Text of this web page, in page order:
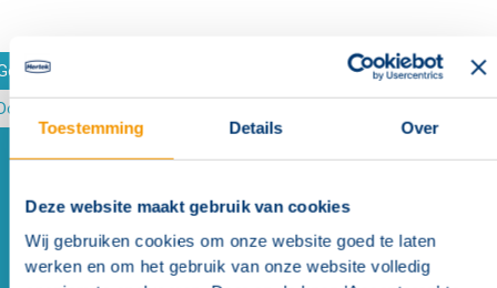
Toestemming Details Over
Deze website maakt gebruik van cookies
Wij gebruiken cookies om onze website goed te laten
werken en om het gebruik van onze website volledig
(downloads)
Lamp type
LED not exchangeable
Degree of protection (IP)
IP40
Protection class according to
IEC 61140